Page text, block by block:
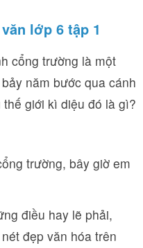
lớp 6 tập 1
cổng trường là một
năm bước qua cánh
giới kì diệu đó là gì?
trường, bây giờ em
điều hay lẽ phải,
đẹp văn hóa trên